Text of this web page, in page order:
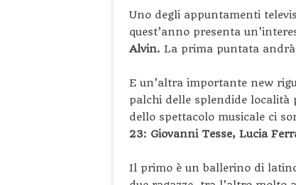
Uno degli appuntamenti
quest’anno presenta
Alvin. La prima puntata andrà
E un’altra importante new
palchi delle splendide località
dello spettacolo musicale ci
23: Giovanni Tesse, Lucia
Il primo è un ballerino di